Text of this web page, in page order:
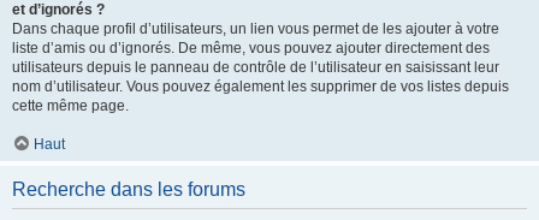
et d’ignorés ?
Dans chaque profil d’utilisateurs, un lien vous permet de les ajouter à votre
liste d’amis ou d’ignorés. De même, vous pouvez ajouter directement des
utilisateurs depuis le panneau de contrôle de l’utilisateur en saisissant leur
nom d’utilisateur. Vous pouvez également les supprimer de vos listes depuis
cette même page.
Haut
Recherche dans les forums